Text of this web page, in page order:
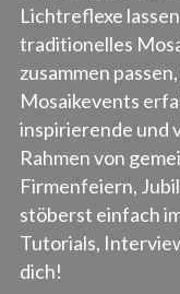
Lichtreflexe
traditionelles
zusammen
Mosaikevents
inspirierende und
Rahmen von
Firmenfeiern,
stöberst einfach
Tutorials,
dich!